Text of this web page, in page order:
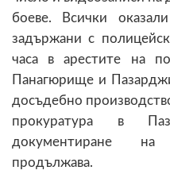
боеве. Всички
задържани с
часа в арестите на
Панагюрище и
досъдебно
прокуратура в
документиране на
продължава.